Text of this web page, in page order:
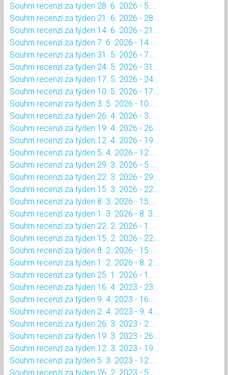
Souhrn recenzí za týden 28. 6. 2026 - 5....
Souhrn recenzí za týden 21. 6. 2026 - 28....
Souhrn recenzí za týden 14. 6. 2026 - 21....
Souhrn recenzí za týden 7. 6. 2026 - 14....
Souhrn recenzí za týden 31. 5. 2026 - 7....
Souhrn recenzí za týden 24. 5. 2026 - 31....
Souhrn recenzí za týden 17. 5. 2026 - 24....
Souhrn recenzí za týden 10. 5. 2026 - 17....
Souhrn recenzí za týden 3. 5. 2026 - 10....
Souhrn recenzí za týden 26. 4. 2026 - 3....
Souhrn recenzí za týden 19. 4. 2026 - 26....
Souhrn recenzí za týden 12. 4. 2026 - 19....
Souhrn recenzí za týden 5. 4. 2026 - 12....
Souhrn recenzí za týden 29. 3. 2026 - 5....
Souhrn recenzí za týden 22. 3. 2026 - 29....
Souhrn recenzí za týden 15. 3. 2026 - 22....
Souhrn recenzí za týden 8. 3. 2026 - 15....
Souhrn recenzí za týden 1. 3. 2026 - 8. 3....
Souhrn recenzí za týden 22. 2. 2026 - 1....
Souhrn recenzí za týden 15. 2. 2026 - 22....
Souhrn recenzí za týden 8. 2. 2026 - 15....
Souhrn recenzí za týden 1. 2. 2026 - 8. 2....
Souhrn recenzí za týden 25. 1. 2026 - 1....
Souhrn recenzí za týden 16. 4. 2023 - 23....
Souhrn recenzí za týden 9. 4. 2023 - 16....
Souhrn recenzí za týden 2. 4. 2023 - 9. 4....
Souhrn recenzí za týden 26. 3. 2023 - 2....
Souhrn recenzí za týden 19. 3. 2023 - 26....
Souhrn recenzí za týden 12. 3. 2023 - 19....
Souhrn recenzí za týden 5. 3. 2023 - 12....
Souhrn recenzí za týden 26. 2. 2023 - 5....